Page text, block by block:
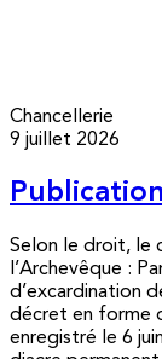
Chancellerie
9 juillet 2026
Selon le droit, le
l’Archevêque :
d’excardination
décret en forme
enregistré le 6